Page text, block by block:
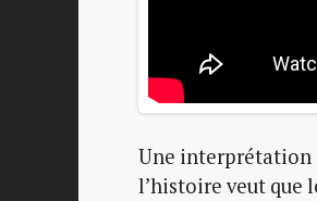
Une interprétation
l’histoire veut que